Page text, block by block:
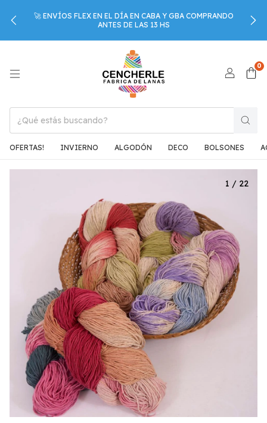
🚀 ENVÍOS FLEX EN EL DÍA EN CABA Y GBA COMPRANDO
ANTES DE LAS 13 HS
0
OFERTAS! INVIERNO ALGODÓN DECO BOLSONES
1 / 22